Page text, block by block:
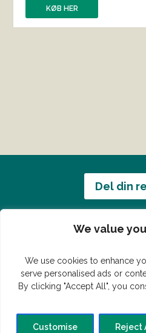
We value
We use cookies to enhance
serve personalised ads or
By clicking "Accept All", you
Customise Reject
KØB HER
Del din
Har du en konge
© Vildmedmad.dk
Hovedret
Bagværk